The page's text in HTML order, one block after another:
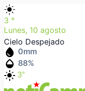
light_mode
3 °
Lunes, 10 agosto
Cielo Despejado
water_drop 0mm
humidity_mid 88%
light_mode 3°